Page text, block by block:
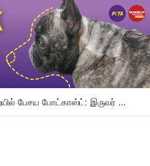
3R விவகாரங்களை சர்ச்சை முறையில் பேசய போட்காஸ்ட்: இருவர் கைது